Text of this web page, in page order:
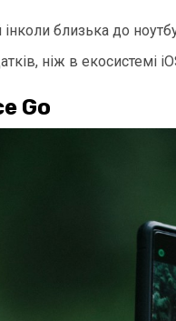
близька до
ніж в екосистемі
Go